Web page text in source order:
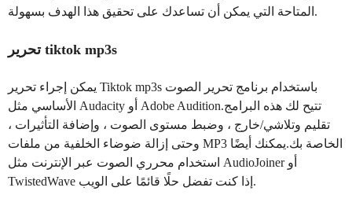
المتاحة التي يمكن أن تساعدك على تحقيق هذا الهدف بسهولة.
تحرير tiktok mp3s
يمكن إجراء تحرير Tiktok mp3s باستخدام برنامج تحرير الصوت
الأساسي مثل Audacity أو Adobe Audition.تتيح لك هذه البرامج
تقليم وتلاشي/خارج ، وضبط مستوى الصوت ، وإضافة التأثيرات ،
وحتى إزالة ضوضاء الخلفية من ملفات MP3 الخاصة بك.يمكنك أيضًا
استخدام محرري الصوت عبر الإنترنت مثل AudioJoiner أو
TwistedWave إذا كنت تفضل حلًا قائمًا على الويب.